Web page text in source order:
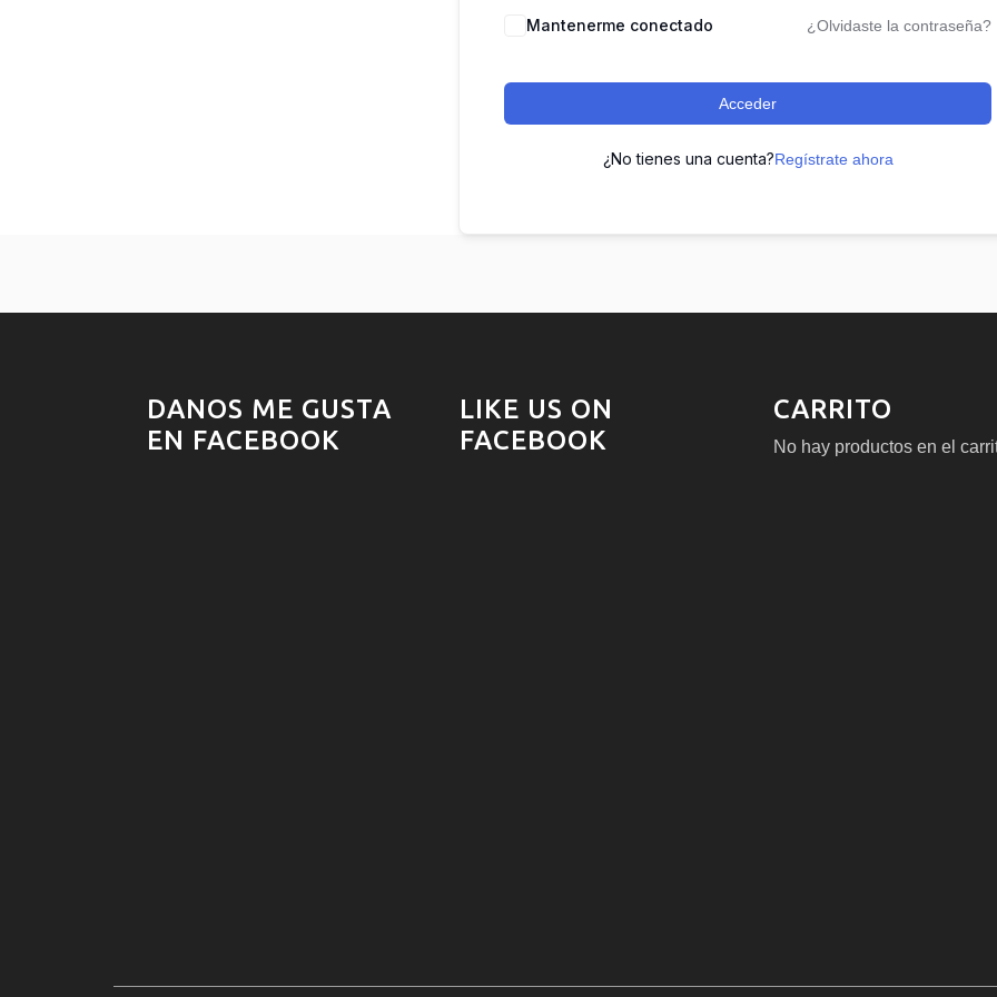
Mantenerme conectado ¿Olvidaste la contraseña?
Acceder
¿No tienes una cuenta?Regístrate ahora
DANOS ME GUSTA
EN FACEBOOK
LIKE US ON
FACEBOOK
CARRITO
No hay productos en el